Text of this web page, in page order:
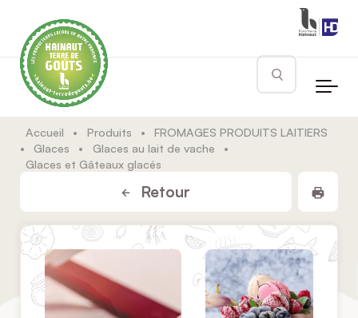
Rechercher
Accueil • Produits •
FROMAGES PRODUITS LAITIERS
•
Glaces • Glaces au lait de vache
•
Glaces et Gâteaux glacés
Retour